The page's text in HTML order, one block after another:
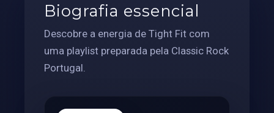
Biografia essencial
Descobre a energia de Tight Fit com
uma playlist preparada pela Classic Rock
Portugal.